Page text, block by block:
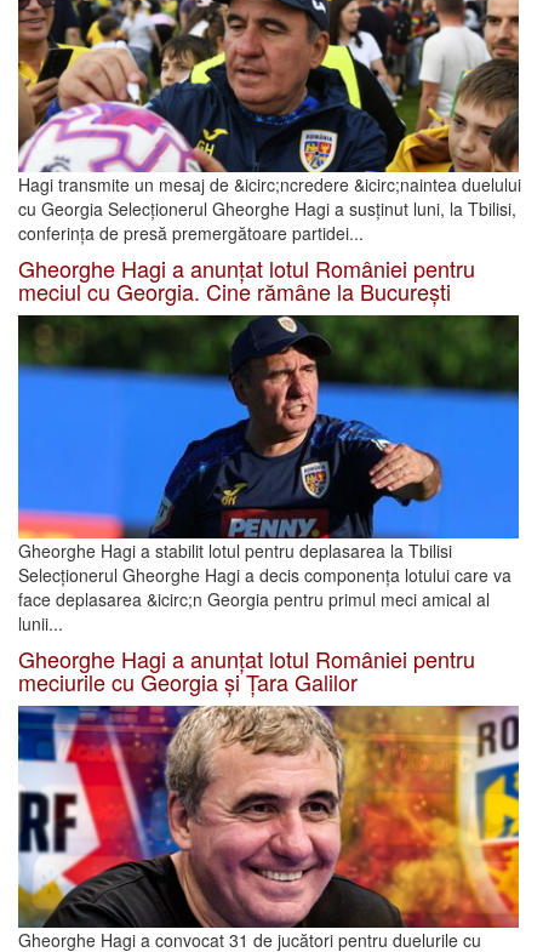
Hagi transmite un mesaj de &icirc;ncredere &icirc;naintea duelului
cu Georgia Selecționerul Gheorghe Hagi a susținut luni, la Tbilisi,
conferința de presă premergătoare partidei...
Gheorghe Hagi a anunțat lotul României pentru
meciul cu Georgia. Cine rămâne la București
Gheorghe Hagi a stabilit lotul pentru deplasarea la Tbilisi
Selecționerul Gheorghe Hagi a decis componența lotului care va
face deplasarea &icirc;n Georgia pentru primul meci amical al
lunii...
Gheorghe Hagi a anunțat lotul României pentru
meciurile cu Georgia și Țara Galilor
Gheorghe Hagi a convocat 31 de jucători pentru duelurile cu